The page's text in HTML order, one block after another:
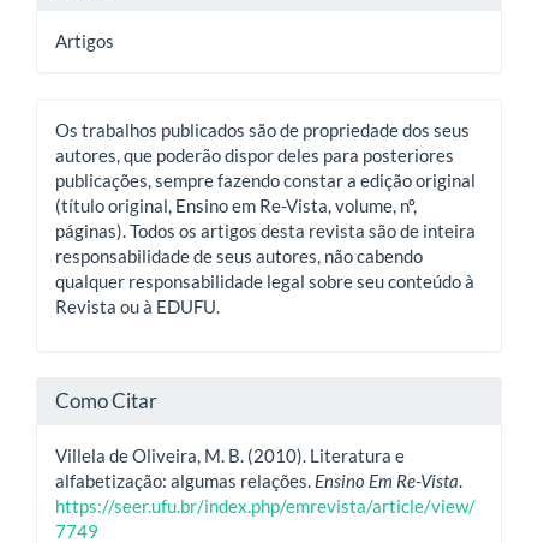
Artigos
Os trabalhos publicados são de propriedade dos seus
autores, que poderão dispor deles para posteriores
publicações, sempre fazendo constar a edição original
(título original, Ensino em Re-Vista, volume, nº,
páginas). Todos os artigos desta revista são de inteira
responsabilidade de seus autores, não cabendo
qualquer responsabilidade legal sobre seu conteúdo à
Revista ou à EDUFU.
Como Citar
Villela de Oliveira, M. B. (2010). Literatura e
alfabetização: algumas relações. Ensino Em Re-Vista
https://seer.ufu.br/index.php/emrevista/article/view/
7749